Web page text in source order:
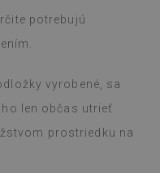
potrebujú
vyrobené, sa
len občas utrieť
prostriedku na